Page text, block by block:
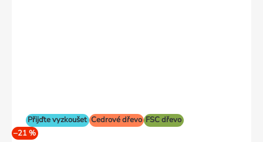
Přijďte vyzkoušet Cedrové dřevo FSC dřevo
–21 %